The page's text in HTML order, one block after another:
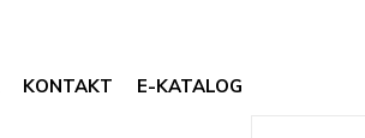
KONTAKT E-KATALOG